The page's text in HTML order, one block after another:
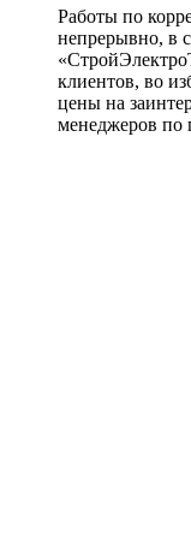
Работы по
непрерывно, в
клиентов, во
цены на
менеджеров по